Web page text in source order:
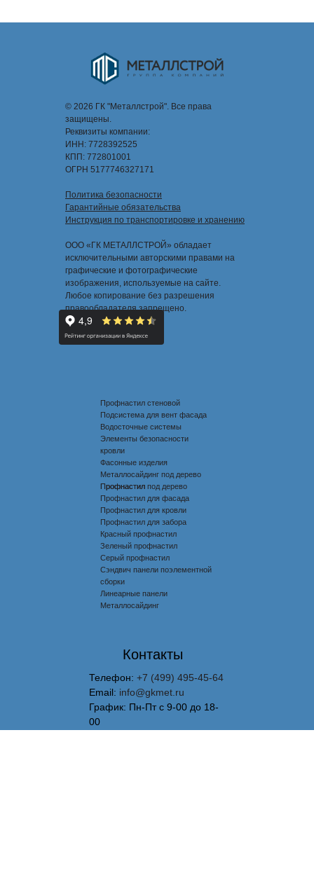
© 2026 ГК "Металлстрой". Все права
защищены.
Реквизиты компании:
ИНН: 7728392525
КПП: 772801001
ОГРН 5177746327171
Политика безопасности
Гарантийные обязательства
Инструкция по транспортировке и хранению
ООО «ГК МЕТАЛЛСТРОЙ» обладает
исключительными авторскими правами на
графические и фотографические
изображения, используемые на сайте.
Любое копирование без разрешения
правообладателя запрещено.
Профнастил стеновой
Подсистема для вент фасада
Водосточные системы
Элементы безопасности
кровли
Фасонные изделия
Металлосайдинг под дерево
Профнастил под дерево
Профнастил
Профнастил для фасада
Профнастил для кровли
Профнастил для забора
Красный профнастил
Зеленый профнастил
Серый профнастил
Сэндвич панели поэлементной
сборки
Линеарные панели
Металлосайдинг
Телефон: +7 (499) 495-45-64
Email: info@gkmet.ru
График: Пн-Пт с 9-00 до 18-
00
Контакты